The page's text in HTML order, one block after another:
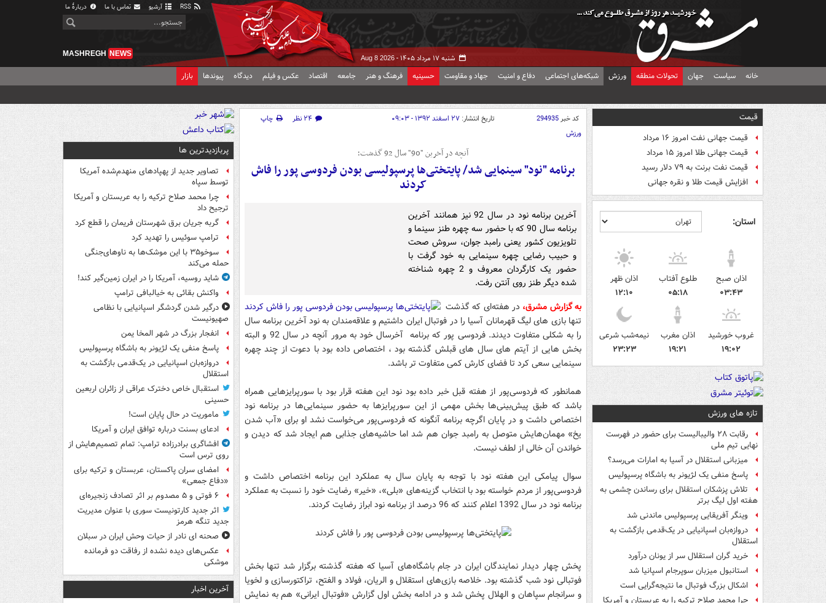
آرشیو تماس با ما دربارهٔ ما
شنبه ۱۷ مرداد ۱۴۰۵ - Aug 8 2026
MASHREGH NEWS
خانه سیاست جهان تحولات منطقه ورزش شبکه‌های اجتماعی دفاع و امنیت جهاد و مقاومت حسینیه فرهنگ و هنر جامعه اقتصاد عکس و فیلم دیدگاه پیوندها بازار
قیمت
قیمت جهانی نفت امروز ۱۶ مرداد
قیمت جهانی طلا امروز ۱۵ مرداد
قیمت نفت برنت به ۷۹ دلار رسید
افزایش قیمت طلا و نقره جهانی
استان:
اذان صبح
۰۳:۴۳
طلوع آفتاب
۰۵:۱۸
اذان ظهر
۱۲:۱۰
غروب خورشید
۱۹:۰۲
اذان مغرب
۱۹:۲۱
نیمه‌شب شرعی
۲۳:۲۳
تازه های ورزش
رقابت ۲۸ والیبالیست برای حضور در فهرست
نهایی تیم ملی
میزبانی استقلال در آسیا به امارات می‌رسد؟
پاسخ منفی یک لژیونر به باشگاه پرسپولیس
تلاش پزشکان استقلال برای رساندن چشمی به
هفته اول لیگ برتر
وینگر آفریقایی پرسپولیس ماندنی شد
دروازه‌بان اسپانیایی در یک‌قدمی بازگشت به
استقلال
خرید گران استقلال سر از یونان درآورد
استانبول میزبان سوپرجام اسپانیا شد
اشکال بزرگ فوتبال ما نتیجه‌گرایی است
چرا محمد صلاح ترکیه را به عربستان و آمریکا
کد خبر294935 تاریخ انتشار: ۲۷ اسفند ۱۳۹۲ - ۰۹:۰۳ ۲۴ نظر
چاپ
ورزش
آنچه در آخرین "90" سال 92 گذشت؛
برنامه "نود" سینمایی شد/ پایتختی‌ها پرسپولیسی بودن فردوسی پور را فاش
کردند
آخرین برنامه نود در سال 92 نیز همانند آخرین
برنامه سال 90 که با حضور سه چهره طنز سینما و
تلویزیون کشور یعنی رامبد جوان، سروش صحت
و حبیب رضایی چهره سینمایی به خود گرفت با
حضور یک کارگردان معروف و 2 چهره شناخته
شده دیگر طنز روی آنتن رفت.
به گزارش مشرق،‌ در هفته‌ای که گذشت
تنها بازی های لیگ قهرمانان آسیا را در فوتبال ایران داشتیم و علاقه‌مندان به نود آخرین برنامه سال
را به شکلی متفاوت دیدند. فردوسی پور که برنامه آخرسال خود به مرور آنچه در سال 92 و البته
بخش هایی از آیتم های سال های قبلش گذشته بود ، اختصاص داده بود با دعوت از چند چهره
سینمایی سعی کرد تا فضای کارش کمی متفاوت تر باشد.
همانطور که فردوسی‌پور از هفته قبل خبر داده بود نود این هفته قرار بود با سورپرایز‌هایی همراه
باشد که طبق پیش‌بینی‌ها بخش مهمی از این سورپرایزها به حضور سینمایی‌ها در برنامه نود
اختصاص داشت و در پایان اگرچه برنامه آنگونه که فردوسی‌پور می‌خواست نشد او برای «آب شدن
یخ» مهمان‌هایش متوصل به رامبد جوان هم شد اما حاشیه‌های جذابی هم ایجاد شد که دیدن و
خواندن آن خالی از لطف نیست.
سوال پیامکی این هفته نود با توجه به پایان سال به عملکرد این برنامه اختصاص داشت و
فردوسی‌پور از مردم خواسته بود با انتخاب گزینه‌های «بلی»، «خیر» رضایت خود را نسبت به عملکرد
برنامه نود در سال 1392 اعلام کنند که 96 درصد از برنامه نود ابراز رضایت کردند.
پخش چهار دیدار نمایندگان ایران در جام باشگاه‌های آسیا که هفته گذشته برگزار شد تنها بخش
فوتبالی نود شب گذشته بود. خلاصه بازی‌های استقلال و الریان، فولاد و الفتح، تراکتورسازی و لخویا
و سرانجام سپاهان و الهلال پخش شد و در ادامه بخش اول گزارش «فوتبال ایرانی» هم به نمایش
پربازدیدترین ها
تصاویر جدید از پهپادهای منهدم‌شده آمریکا
توسط سپاه
چرا محمد صلاح ترکیه را به عربستان و آمریکا
ترجیح داد
گربه جریان برق شهرستان فریمان را قطع کرد
ترامپ سوئیس را تهدید کرد
سوخو۳۵ با این موشک‌ها به ناوهای‌جنگی
حمله می‌کند
شاید روسیه، آمریکا را در ایران زمین‌گیر کند!
واکنش بقائی به خیالبافی ترامپ
درگیر شدن گردشگر اسپانیایی با نظامی
صهیونیست
انفجار بزرگ در شهر المخا یمن
پاسخ منفی یک لژیونر به باشگاه پرسپولیس
دروازه‌بان اسپانیایی در یک‌قدمی بازگشت به
استقلال
استقبال خاص دخترک عراقی از زائران اربعین
حسینی
ماموریت در حال پایان است!
ادعای بسنت درباره توافق ایران و آمریکا
افشاگری برادرزاده ترامپ: تمام تصمیم‌هایش از
روی ترس است
امضای سران پاکستان، عربستان و ترکیه برای
«دفاع جمعی»
۶ فوتی و ۵ مصدوم بر اثر تصادف زنجیره‌ای
اثر جدید کارتونیست سوری با عنوان مدیریت
جدید تنگه هرمز
صحنه ای نادر از حیات وحش ایران در سبلان
عکس‌های دیده نشده از رفاقت دو فرمانده‌
موشکی
آخرین اخبار